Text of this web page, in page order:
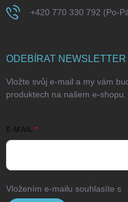
+420 770 330 792 (Po-
ODEBÍRAT NEWSLETTER
Vložte svůj e-mail a my vám
produktech na našem e-shopu.
E-MAIL
Vložením e-mailu souhlasíte s